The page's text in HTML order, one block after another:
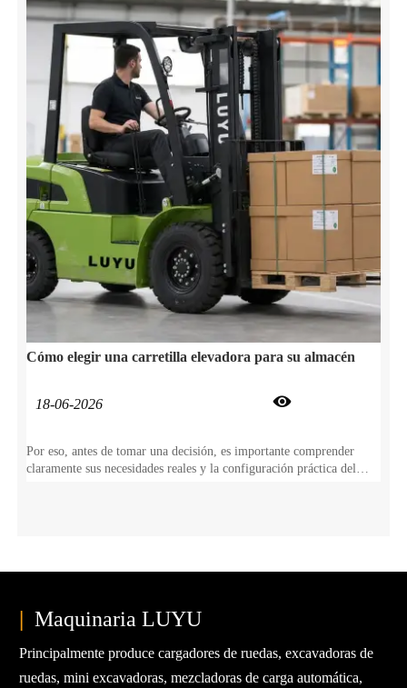
directamente su tractor agrícola durante años de servicio confiable
en el campo.
Cómo elegir una carretilla elevadora para su almacén
18-06-2026 
Por eso, antes de tomar una decisión, es importante comprender
claramente sus necesidades reales y la configuración práctica del
Maquinaria LUYU
Principalmente produce cargadores de ruedas, excavadoras de
ruedas, mini excavadoras, mezcladoras de carga automática,